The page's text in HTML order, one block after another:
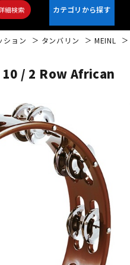
細検索
アコギ/エレアコ
ウクレレ
パーカッション
電子ピアノ
ション タンバリン MEINL
/ 2 Row African